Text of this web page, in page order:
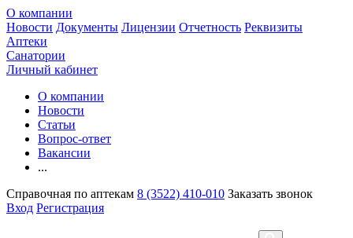
О компании
Новости Документы Лицензии Отчетность Реквизиты
Аптеки
Санатории
Личный кабинет
О компании
Новости
Статьи
Вопрос-ответ
Вакансии
...
Справочная по аптекам 8 (3522) 410-010 Заказать звонок
Вход Регистрация